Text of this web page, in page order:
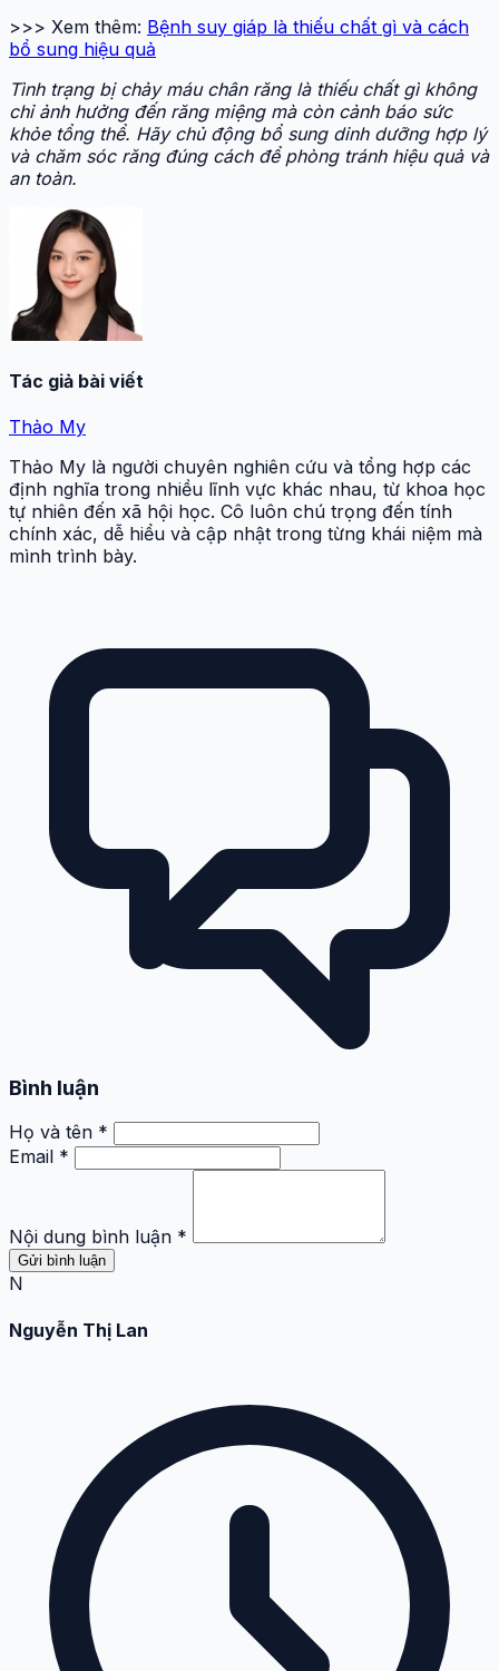
>>> Xem thêm: Bệnh suy giáp là thiếu chất gì và cách
bổ sung hiệu quả
Tình trạng bị chảy máu chân răng là thiếu chất gì không
chỉ ảnh hưởng đến răng miệng mà còn cảnh báo sức
khỏe tổng thể. Hãy chủ động bổ sung dinh dưỡng hợp lý
và chăm sóc răng đúng cách để phòng tránh hiệu quả và
an toàn.
Tác giả bài viết
Thảo My
Thảo My là người chuyên nghiên cứu và tổng hợp các
định nghĩa trong nhiều lĩnh vực khác nhau, từ khoa học
tự nhiên đến xã hội học. Cô luôn chú trọng đến tính
chính xác, dễ hiểu và cập nhật trong từng khái niệm mà
mình trình bày.
Bình luận
Họ và tên *
Email *
Nội dung bình luận *
Gửi bình luận
N
Nguyễn Thị Lan